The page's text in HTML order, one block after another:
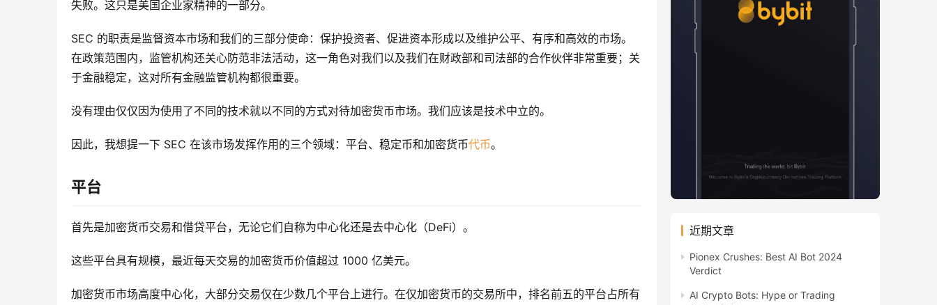
失败。这只是美国企业家精神的一部分。
SEC 的职责是监督资本市场和我们的三部分使命：保护投资者、促进资本形成以及维护公平、有序和高效的市场。
在政策范围内，监管机构还关心防范非法活动，这一角色对我们以及我们在财政部和司法部的合作伙伴非常重要；关
于金融稳定，这对所有金融监管机构都很重要。
没有理由仅仅因为使用了不同的技术就以不同的方式对待加密货币市场。我们应该是技术中立的。
因此，我想提一下 SEC 在该市场发挥作用的三个领域：平台、稳定币和加密货币代币。
平台
首先是加密货币交易和借贷平台，无论它们自称为中心化还是去中心化（DeFi）。
这些平台具有规模，最近每天交易的加密货币价值超过 1000 亿美元。
加密货币市场高度中心化，大部分交易仅在少数几个平台上进行。在仅加密货币的交易所中，排名前五的平台占所有
近期文章
Pionex Crushes: Best AI Bot 2024
Verdict
AI Crypto Bots: Hype or Trading